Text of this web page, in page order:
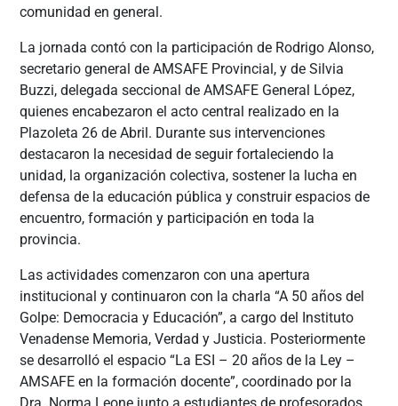
comunidad en general.
La jornada contó con la participación de Rodrigo Alonso,
secretario general de AMSAFE Provincial, y de Silvia
Buzzi, delegada seccional de AMSAFE General López,
quienes encabezaron el acto central realizado en la
Plazoleta 26 de Abril. Durante sus intervenciones
destacaron la necesidad de seguir fortaleciendo la
unidad, la organización colectiva, sostener la lucha en
defensa de la educación pública y construir espacios de
encuentro, formación y participación en toda la
provincia.
Las actividades comenzaron con una apertura
institucional y continuaron con la charla “A 50 años del
Golpe: Democracia y Educación”, a cargo del Instituto
Venadense Memoria, Verdad y Justicia. Posteriormente
se desarrolló el espacio “La ESI – 20 años de la Ley –
AMSAFE en la formación docente”, coordinado por la